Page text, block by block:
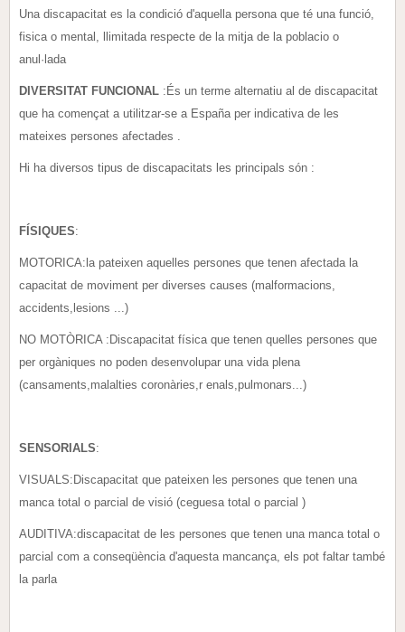
Una discapacitat es la condició d'aquella persona que té una funció,
fisica o mental, llimitada respecte de la mitja de la poblacio o
anul·lada
DIVERSITAT FUNCIONAL :És un terme alternatiu al de discapacitat
que ha començat a utilitzar-se a España per indicativa de les
mateixes persones afectades .
Hi ha diversos tipus de discapacitats les principals són :
FÍSIQUES:
MOTORICA:la pateixen aquelles persones que tenen afectada la
capacitat de moviment per diverses causes (malformacions,
accidents,lesions ...)
NO MOTÒRICA :Discapacitat física que tenen quelles persones que
per orgàniques no poden desenvolupar una vida plena
(cansaments,malalties coronàries,r enals,pulmonars...)
SENSORIALS:
VISUALS:Discapacitat que pateixen les persones que tenen una
manca total o parcial de visió (ceguesa total o parcial )
AUDITIVA:discapacitat de les persones que tenen una manca total o
parcial com a conseqüència d'aquesta mancança, els pot faltar també
la parla